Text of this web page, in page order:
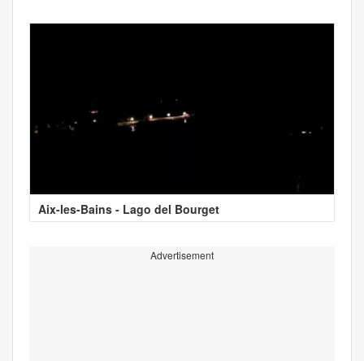
Aix-les-Bains - Lago del Bourget
Advertisement